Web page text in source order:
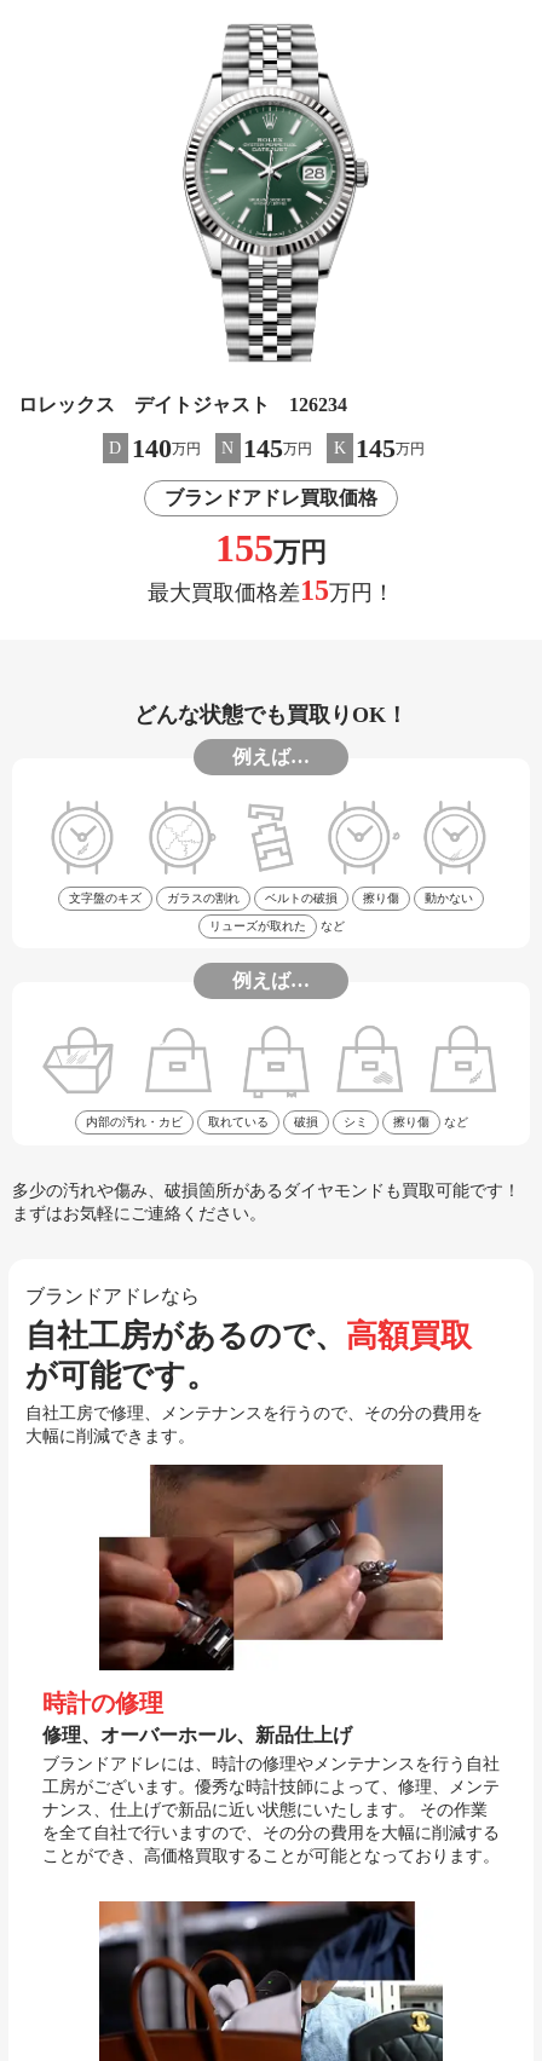
ロレックス デイトジャスト 126234
D 140万円 N 145万円 K 145万円
ブランドアドレ買取価格
155万円
最大買取価格差15万円！
どんな状態でも買取りOK！
例えば…
文字盤のキズ ガラスの割れ ベルトの破損 擦り傷 動かない
リューズが取れた など
例えば…
内部の汚れ・カビ 取れている 破損 シミ 擦り傷 など
多少の汚れや傷み、破損箇所があるダイヤモンドも買取可能です！
まずはお気軽にご連絡ください。
ブランドアドレなら
自社工房があるので、 高額買取
が可能です。
自社工房で修理、メンテナンスを行うので、その分の費用を
大幅に削減できます。
時計の修理
修理、オーバーホール、新品仕上げ
ブランドアドレには、時計の修理やメンテナンスを行う自社
工房がございます。優秀な時計技師によって、修理、メンテ
ナンス、仕上げで新品に近い状態にいたします。 その作業
を全て自社で行いますので、その分の費用を大幅に削減する
ことができ、高価格買取することが可能となっております。